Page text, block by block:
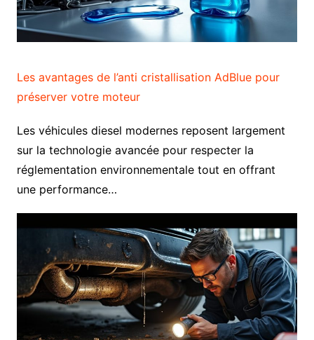
Les avantages de l’anti cristallisation AdBlue pour
préserver votre moteur
Les véhicules diesel modernes reposent largement
sur la technologie avancée pour respecter la
réglementation environnementale tout en offrant
une performance…